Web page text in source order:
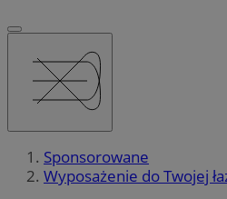
Sponsorowane
Wyposażenie do Twojej